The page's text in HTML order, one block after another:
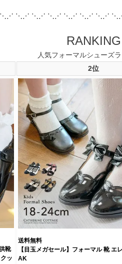
⋱⋰ ⋱⋰ ⋱⋰ ⋱⋰ ⋱⋰ ⋱⋰ ⋱⋰
RANKING
人気フォーマルシューズ
2位
靴
ッ
送料無料
【目玉メガセール】フォーマル 靴 エ
AK